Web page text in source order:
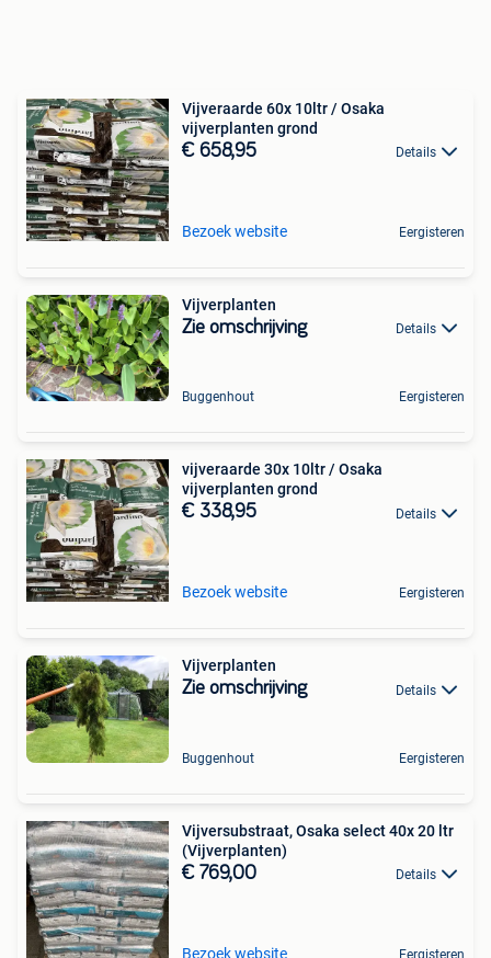
Vijveraarde 60x 10ltr / Osaka
vijverplanten grond
€ 658,95 Details
Bezoek website Eergisteren
Vijverplanten
Zie omschrijving Details
Buggenhout Eergisteren
vijveraarde 30x 10ltr / Osaka
vijverplanten grond
€ 338,95 Details
Bezoek website Eergisteren
Vijverplanten
Zie omschrijving Details
Buggenhout Eergisteren
Vijversubstraat, Osaka select 40x 20 ltr
(Vijverplanten)
€ 769,00 Details
Bezoek website Eergisteren